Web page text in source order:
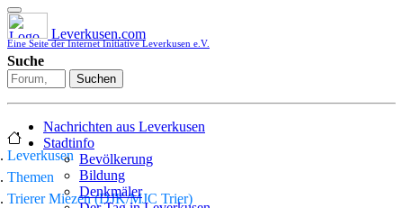
Leverkusen.com
Eine Seite der Internet Initiative Leverkusen e.V.
Suche
Suchen
Nachrichten aus Leverkusen
Stadtinfo
Bevölkerung
Bildung
Denkmäler
Leverkusen
Themen
Trierer Miezen (DJK/MJC Trier)